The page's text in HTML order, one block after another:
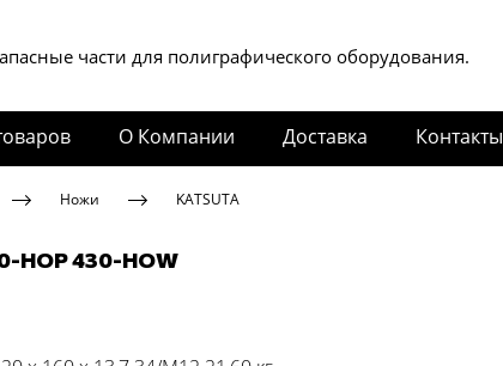
части для полиграфического оборудования.
О Компании Доставка Контакты
Ножи KATSUTA
HOP 430-HOW